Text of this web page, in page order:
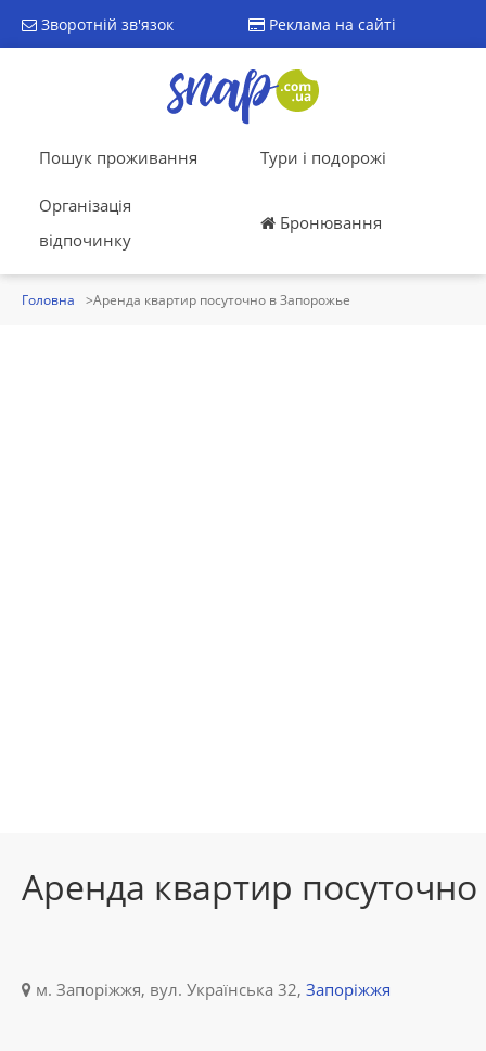
Зворотній зв'язок Реклама на сайті
Пошук проживання Тури і подорожі
Організація
відпочинку
Бронювання
Головна Аренда квартир посуточно в Запорожье
Аренда квартир
м. Запоріжжя, вул. Українська 32, Запоріжжя